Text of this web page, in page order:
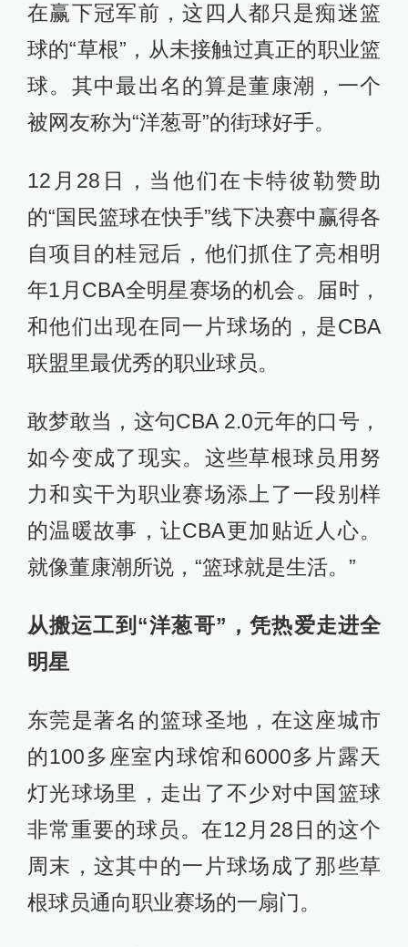
在赢下冠军前，这四人都只是痴迷篮
球的“草根”，从未接触过真正的职业篮
球。其中最出名的算是董康潮，一个
被网友称为“洋葱哥”的街球好手。
12月28日，当他们在卡特彼勒赞助
的“国民篮球在快手”线下决赛中赢得各
自项目的桂冠后，他们抓住了亮相明
年1月CBA全明星赛场的机会。届时，
和他们出现在同一片球场的，是CBA
联盟里最优秀的职业球员。
敢梦敢当，这句CBA 2.0元年的口号，
如今变成了现实。这些草根球员用努
力和实干为职业赛场添上了一段别样
的温暖故事，让CBA更加贴近人心。
就像董康潮所说，“篮球就是生活。”
从搬运工到“洋葱哥”，凭热爱走进全
明星
东莞是著名的篮球圣地，在这座城市
的100多座室内球馆和6000多片露天
灯光球场里，走出了不少对中国篮球
非常重要的球员。在12月28日的这个
周末，这其中的一片球场成了那些草
根球员通向职业赛场的一扇门。